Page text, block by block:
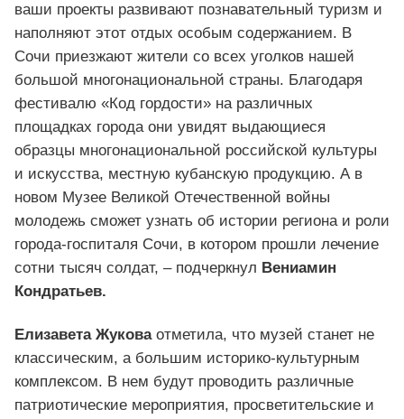
ваши проекты развивают познавательный туризм и
наполняют этот отдых особым содержанием. В
Сочи приезжают жители со всех уголков нашей
большой многонациональной страны. Благодаря
фестивалю «Код гордости» на различных
площадках города они увидят выдающиеся
образцы многонациональной российской культуры
и искусства, местную кубанскую продукцию. А в
новом Музее Великой Отечественной войны
молодежь сможет узнать об истории региона и роли
города-госпиталя Сочи, в котором прошли лечение
сотни тысяч солдат, – подчеркнул Вениамин
Кондратьев.
Елизавета Жуковаотметила, что музей станет не
классическим, а большим историко-культурным
комплексом. В нем будут проводить различные
патриотические мероприятия, просветительские и